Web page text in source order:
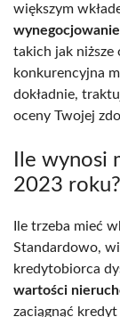
większym
takich jak niższe
konkurencyjna
dokładnie,
oceny Twojej
Ile wynosi
2023 roku?
Ile trzeba mieć
Standardowo,
kredytobiorca
wartości
zaciągnąć